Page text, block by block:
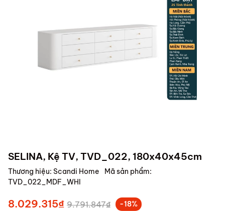
SELINA, Kệ TV, TVD_022, 180x40x45cm
Thương hiệu: Scandi Home
Mã sản phẩm:
TVD_022_MDF_WHI
8.029.315₫ 9.791.847₫
-18%